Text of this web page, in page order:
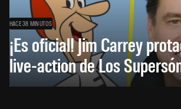
HACE 38 MINUTOS
¡Es oficial! Jim Carrey
live-action de Los